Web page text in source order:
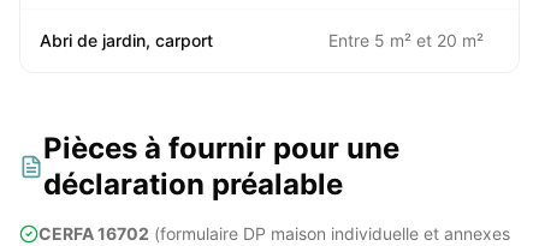
Abri de jardin, carport Entre 5 m² et 20 m²
Pièces à fournir pour une
déclaration préalable
CERFA 16702 (formulaire DP maison individuelle et annexes